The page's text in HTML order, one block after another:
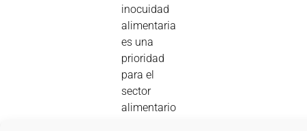
inocuidad
alimentaria
es una
prioridad
para el
sector
alimentario